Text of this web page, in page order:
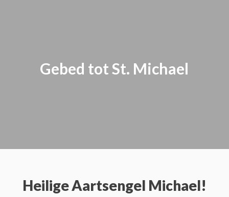
Gebed tot St. Michael
Heilige Aartsengel Michael!